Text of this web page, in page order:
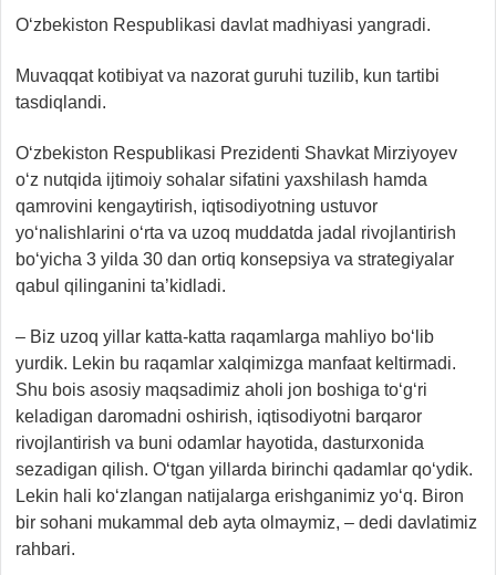
O‘zbekiston Respublikasi davlat madhiyasi yangradi.
Muvaqqat kotibiyat va nazorat guruhi tuzilib, kun tartibi
tasdiqlandi.
O‘zbekiston Respublikasi Prezidenti Shavkat Mirziyoyev
o‘z nutqida ijtimoiy sohalar sifatini yaxshilash hamda
qamrovini kengaytirish, iqtisodiyotning ustuvor
yo‘nalishlarini o‘rta va uzoq muddatda jadal rivojlantirish
bo‘yicha 3 yilda 30 dan ortiq konsepsiya va strategiyalar
qabul qilinganini ta’kidladi.
– Biz uzoq yillar katta-katta raqamlarga mahliyo bo‘lib
yurdik. Lekin bu raqamlar xalqimizga manfaat keltirmadi.
Shu bois asosiy maqsadimiz aholi jon boshiga to‘g‘ri
keladigan daromadni oshirish, iqtisodiyotni barqaror
rivojlantirish va buni odamlar hayotida, dasturxonida
sezadigan qilish. O‘tgan yillarda birinchi qadamlar qo‘ydik.
Lekin hali ko‘zlangan natijalarga erishganimiz yo‘q. Biron
bir sohani mukammal deb ayta olmaymiz, – dedi davlatimiz
rahbari.